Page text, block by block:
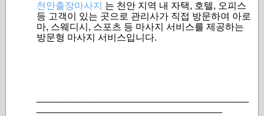
천안출장마사지
는 천안 지역 내 자택, 호텔, 오피스
등 고객이 있는 곳으로 관리사가 직접 방문하여 아로
마, 스웨디시, 스포츠 등 마사지 서비스를 제공하는
방문형 마사지 서비스입니다.